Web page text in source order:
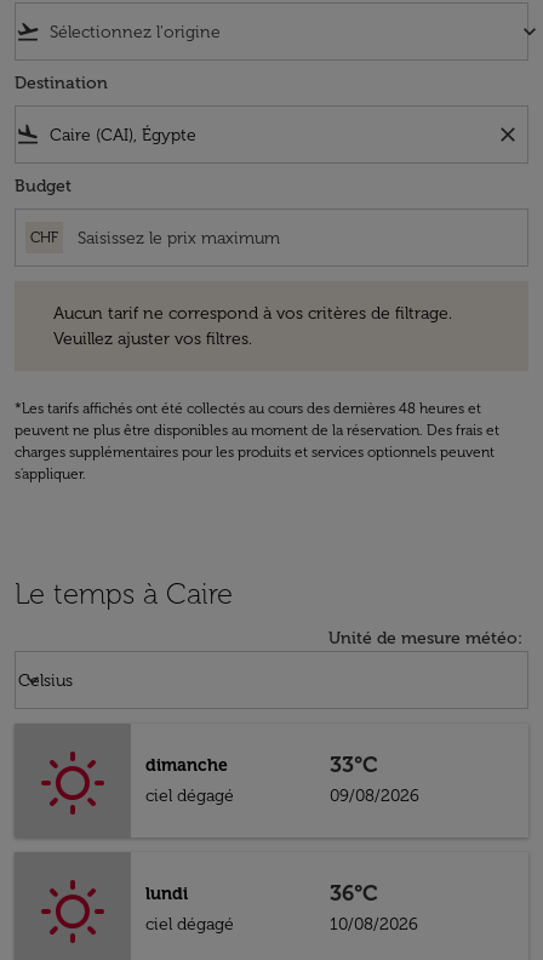
flight_takeoff keyboard_arrow_down
Destination
flight_land close
Budget
CHF
Aucun tarif ne correspond à vos critères de filtrage.
Veuillez ajuster vos filtres.
*Les tarifs affichés ont été collectés au cours des dernières 48 heures et
peuvent ne plus être disponibles au moment de la réservation. Des frais et
charges supplémentaires pour les produits et services optionnels peuvent
s'appliquer.
Le temps à Caire
Unité de mesure météo:
Celsius
keyboard_arrow_down
dimanche
ciel dégagé
33°C
09/08/2026
lundi
ciel dégagé
36°C
10/08/2026